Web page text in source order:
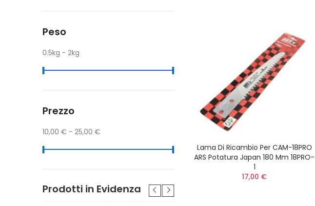
Lama Di Ricambio Per CAM-18PRO
ARS Potatura Japan 180 Mm 18PRO-
1
17,00 €
Peso
0.5kg - 2kg
Prezzo
10,00 € - 25,00 €
Prodotti in Evidenza